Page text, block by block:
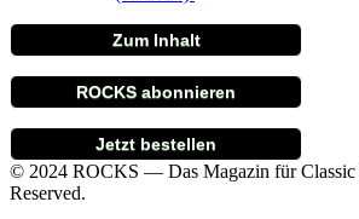
Zum Inhalt
ROCKS abonnieren
Jetzt bestellen
© 2024 ROCKS — Das Magazin für
Reserved.